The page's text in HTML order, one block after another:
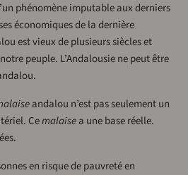
phénomène imputable aux derniers
économiques de la dernière
est vieux de plusieurs siècles et
peuple. L’Andalousie ne peut être
andalou n’est pas seulement un
Cemalaisea une base réelle.
en risque de pauvreté en